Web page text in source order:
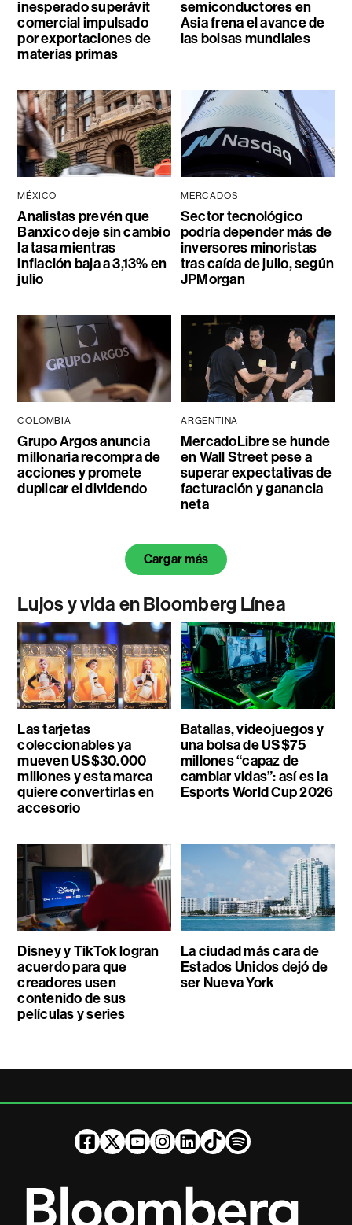
inesperado superávit
comercial impulsado
por exportaciones de
materias primas
semiconductores en
Asia frena el avance de
las bolsas mundiales
MÉXICO
Analistas prevén que
Banxico deje sin cambio
la tasa mientras
inflación baja a 3,13% en
julio
MERCADOS
Sector tecnológico
podría depender más de
inversores minoristas
tras caída de julio, según
JPMorgan
COLOMBIA
Grupo Argos anuncia
millonaria recompra de
acciones y promete
duplicar el dividendo
ARGENTINA
MercadoLibre se hunde
en Wall Street pese a
superar expectativas de
facturación y ganancia
neta
Cargar más
Lujos y vida en Bloomberg Línea
Las tarjetas
coleccionables ya
mueven US$30.000
millones y esta marca
quiere convertirlas en
accesorio
Batallas, videojuegos y
una bolsa de US$75
millones “capaz de
cambiar vidas”: así es la
Esports World Cup 2026
Disney y TikTok logran
acuerdo para que
creadores usen
contenido de sus
películas y series
La ciudad más cara de
Estados Unidos dejó de
ser Nueva York